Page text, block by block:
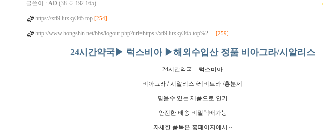
글쓴이 : AD (38.♡.192.165)
https://xtl9.luxky365.top [254]
http://www.hongshin.net/bbs/logout.php?url=https://xtl9.luxky365.top%2… [259]
24시간약국▶ 럭스비아 ▶해외수입산 정품 비아그라/시알리스
24시간약국 - 럭스비아
비아그라 / 시알리스 /레비트라 /흥분제
믿을수 있는 제품으로 인기
안전한 배송 비밀택배가능
자세한 품목은 홈페이지에서 ~